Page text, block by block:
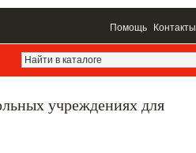
Помощь Контакты
учреждениях для